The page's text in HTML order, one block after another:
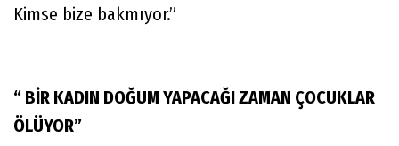
Kimse bize bakmıyor.”
“ BİR KADIN DOĞUM YAPACAĞI ZAMAN ÇOCUKLAR
ÖLÜYOR”